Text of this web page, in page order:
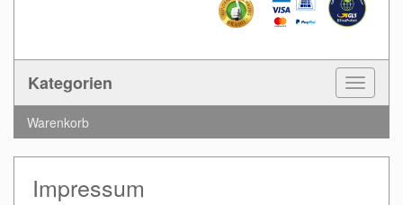
Kategorien
Toggle
Warenkorb
Impressum